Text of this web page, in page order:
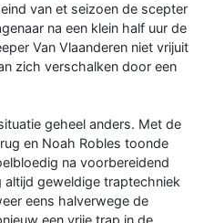
van et seizoen de scepter
na een klein half uur de
Van Vlaanderen niet vrijuit
zich verschalken door een
geheel anders. Met de
en Noah Robles toonde
na voorbereidend
altijd geweldige traptechniek
eens halverwege de
een vrije trap in de